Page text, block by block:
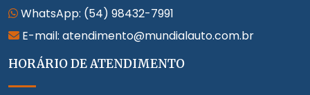
WhatsApp: (54) 98432-7991
E-mail: atendimento@mundialauto.com.br
HORÁRIO DE ATENDIMENTO